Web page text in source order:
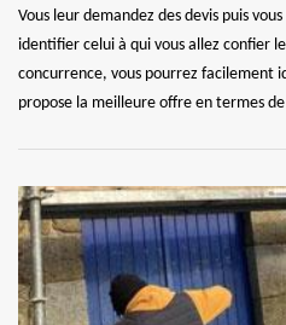
Vous leur demandez des devis puis
identifier celui à qui vous allez confier
concurrence, vous pourrez facilement
propose la meilleure offre en termes